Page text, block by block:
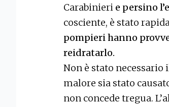
Carabinieri e persino
cosciente, è stato
pompieri hanno
reidratarlo.
Non è stato
malore sia stato
non concede tregua.